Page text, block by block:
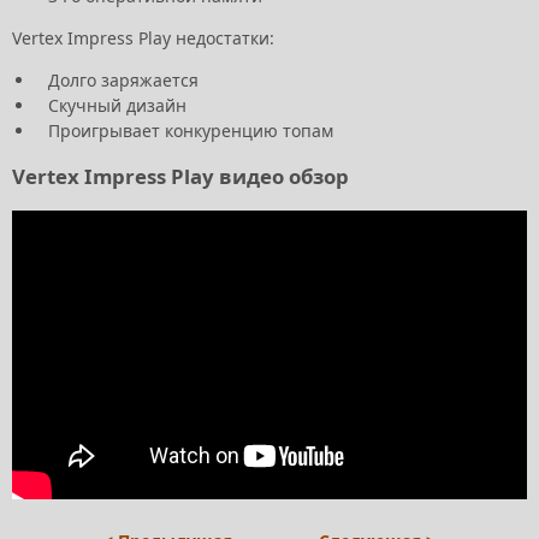
Vertex Impress Play недостатки:
Долго заряжается
Скучный дизайн
Проигрывает конкуренцию топам
Vertex Impress Play видео обзор